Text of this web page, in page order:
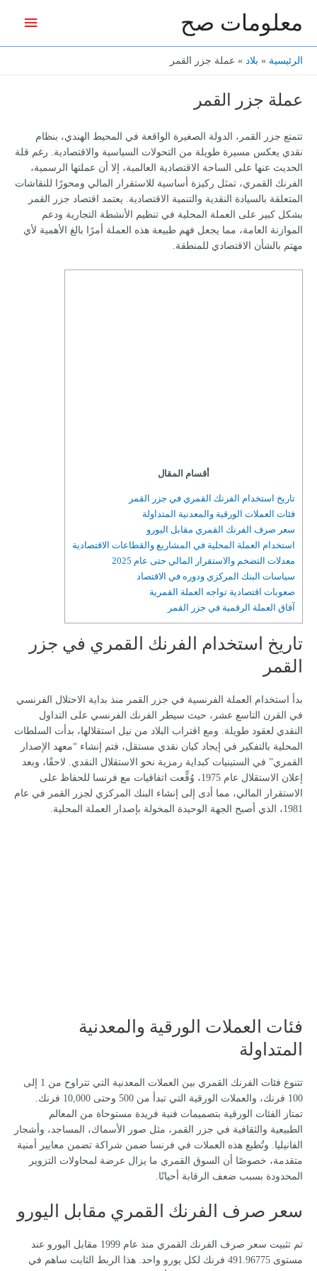
معلومات صح
الرئيسية بلاد عملة جزر القمر
عملة جزر القمر
تتمتع جزر القمر، الدولة الصغيرة الواقعة في المحيط الهندي، بنظام
نقدي يعكس مسيرة طويلة من التحولات السياسية والاقتصادية. رغم قلة
الحديث عنها على الساحة الاقتصادية العالمية، إلا أن عملتها الرسمية،
الفرنك القمري، تمثل ركيزة أساسية للاستقرار المالي ومحورًا للنقاشات
المتعلقة بالسيادة النقدية والتنمية الاقتصادية. يعتمد اقتصاد جزر القمر
بشكل كبير على العملة المحلية في تنظيم الأنشطة التجارية ودعم
الموازنة العامة، مما يجعل فهم طبيعة هذه العملة أمرًا بالغ الأهمية لأي
مهتم بالشأن الاقتصادي للمنطقة.
أقسام المقال
تاريخ استخدام الفرنك القمري في جزر القمر
فئات العملات الورقية والمعدنية المتداولة
سعر صرف الفرنك القمري مقابل اليورو
استخدام العملة المحلية في المشاريع والقطاعات الاقتصادية
معدلات التضخم والاستقرار المالي حتى عام 2025
سياسات البنك المركزي ودوره في الاقتصاد
صعوبات اقتصادية تواجه العملة القمرية
آفاق العملة الرقمية في جزر القمر
تاريخ استخدام الفرنك القمري في جزر
القمر
بدأ استخدام العملة الفرنسية في جزر القمر منذ بداية الاحتلال الفرنسي
في القرن التاسع عشر، حيث سيطر الفرنك الفرنسي على التداول
النقدي لعقود طويلة. ومع اقتراب البلاد من نيل استقلالها، بدأت السلطات
المحلية بالتفكير في إيجاد كيان نقدي مستقل، فتم إنشاء “معهد الإصدار
القمري” في الستينيات كبداية رمزية نحو الاستقلال النقدي. لاحقًا، وبعد
إعلان الاستقلال عام 1975، وُقِّعت اتفاقيات مع فرنسا للحفاظ على
الاستقرار المالي، مما أدى إلى إنشاء البنك المركزي لجزر القمر في عام
1981، الذي أصبح الجهة الوحيدة المخولة بإصدار العملة المحلية.
فئات العملات الورقية والمعدنية
المتداولة
تتنوع فئات الفرنك القمري بين العملات المعدنية التي تتراوح من 1 إلى
100 فرنك، والعملات الورقية التي تبدأ من 500 وحتى 10,000 فرنك.
تمتاز الفئات الورقية بتصميمات فنية فريدة مستوحاة من المعالم
الطبيعية والثقافية في جزر القمر، مثل صور الأسماك، المساجد، وأشجار
الفانيليا. وتُطبع هذه العملات في فرنسا ضمن شراكة تضمن معايير أمنية
متقدمة، خصوصًا أن السوق القمري ما يزال عرضة لمحاولات التزوير
المحدودة بسبب ضعف الرقابة أحيانًا.
سعر صرف الفرنك القمري مقابل اليورو
تم تثبيت سعر صرف الفرنك القمري منذ عام 1999 مقابل اليورو عند
مستوى 491.96775 فرنك لكل يورو واحد. هذا الربط الثابت ساهم في